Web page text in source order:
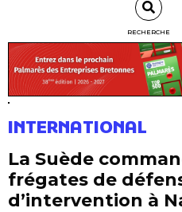
RECHERCHE
INTERNATIONAL
La Suède
frégates de
d’intervention à